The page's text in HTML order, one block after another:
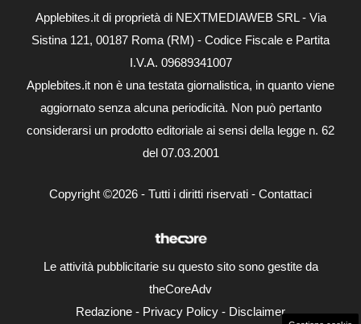
Applebites.it di proprietà di NEXTMEDIAWEB SRL - Via
Sistina 121, 00187 Roma (RM) - Codice Fiscale e Partita
I.V.A. 09689341007
Applebites.it non è una testata giornalistica, in quanto viene
aggiornato senza alcuna periodicità. Non può pertanto
considerarsi un prodotto editoriale ai sensi della legge n. 62
del 07.03.2001
Copyright ©2026 - Tutti i diritti riservati - Contattaci
Le attività pubblicitarie su questo sito sono gestite da
theCoreAdv
Redazione - Privacy Policy - Disclaimer